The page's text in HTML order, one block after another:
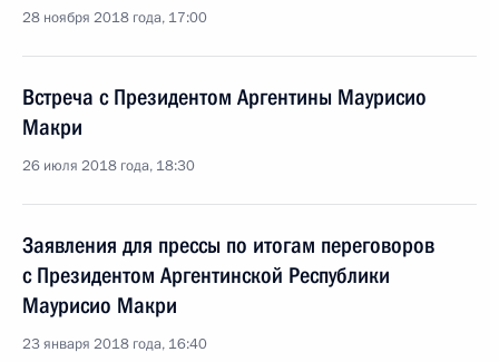
28 ноября 2018 года, 17:00
Встреча с Президентом Аргентины Маурисио
Макри
26 июля 2018 года, 18:30
Заявления для прессы по итогам переговоров
с Президентом Аргентинской Республики
Маурисио Макри
23 января 2018 года, 16:40